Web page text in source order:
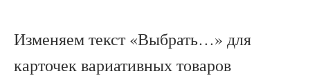
Изменяем текст «Выбрать…» для
карточек вариативных товаров